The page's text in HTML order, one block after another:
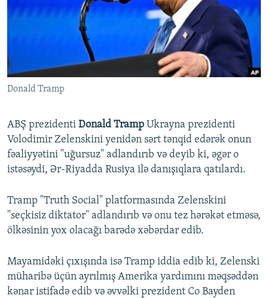
AZƏRBAYCAN ƏDƏBIYYATI KITABXANASI
İSLAM VƏ DEMOKRATIYA
İZ - MƏDƏNIYYƏT PROQRAMI
HAQQIMIZDA
PEŞƏ ETIKASI VƏ JURNALISTIKA STANDARTLARIMIZ
MATERIALLARIMIZDAN ISTIFADƏ
AZADLIQRADIOSU MOBIL TELEFONUNUZDA
XƏBƏR BÜLLETENLƏRIMIZ
RFE/RL-in bütün saytları
Donald Tramp
ABŞ prezidenti Donald Tramp Ukrayna prezidenti
Volodimir Zelenskini yenidən sərt tənqid edərək onun
fəaliyyətini "uğursuz" adlandırıb və deyib ki, əgər o
istəsəydi, Ər-Riyadda Rusiya ilə danışıqlara qatılardı.
Tramp "Truth Social" platformasında Zelenskini
"seçkisiz diktator" adlandırıb və onu tez hərəkət etməsə,
ölkəsinin yox olacağı barədə xəbərdar edib.
Mayamidəki çıxışında isə Tramp iddia edib ki, Zelenski
müharibə üçün ayrılmış Amerika yardımını məqsəddən
kənar istifadə edib və əvvəlki prezident Co Bayden